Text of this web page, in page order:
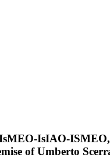
IsIAO-
of Umberto